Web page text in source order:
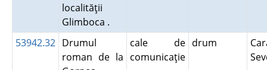
localităţii
Glimboca .
53942.32 Drumul
roman de la
cale de
comunicaţie
drum